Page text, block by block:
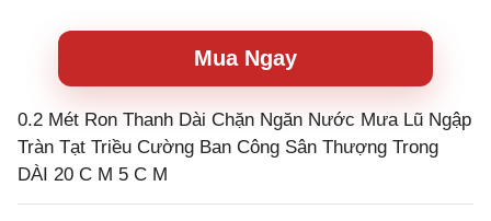
Mua Ngay
0.2 Mét Ron Thanh Dài Chặn Ngăn Nước Mưa Lũ Ngập
Tràn Tạt Triều Cường Ban Công Sân Thượng Trong
DÀI 20 C M 5 C M